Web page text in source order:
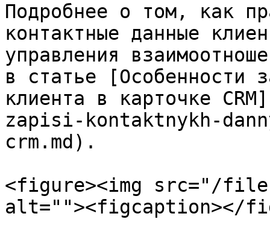
Подробнее о том, как
контактные данные
управления
в статье [Особенности
клиента в карточке
zapisi-kontaktnykh-
crm.md).
<figure><img src="/
alt=""><figcaption></